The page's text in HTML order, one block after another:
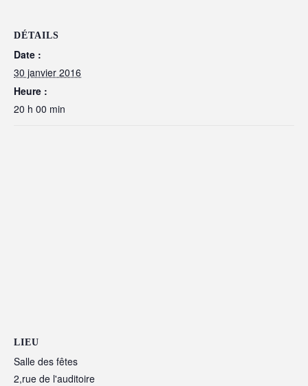
DÉTAILS
Date :
30 janvier 2016
Heure :
20 h 00 min
LIEU
Salle des fêtes
2,rue de l'auditoire